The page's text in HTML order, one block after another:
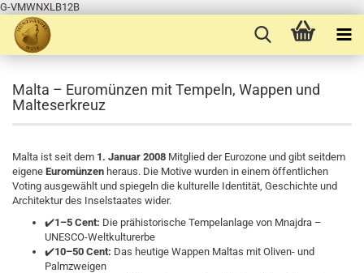
G-VMWNXLB12B
Malta – Euromünzen mit Tempeln, Wappen und
Malteserkreuz
Malta ist seit dem 1. Januar 2008 Mitglied der Eurozone und gibt seitdem
eigene Euromünzen heraus. Die Motive wurden in einem öffentlichen
Voting ausgewählt und spiegeln die kulturelle Identität, Geschichte und
Architektur des Inselstaates wider.
✔️1–5 Cent: Die prähistorische Tempelanlage von Mnajdra –
UNESCO-Weltkulturerbe
✔️10–50 Cent: Das heutige Wappen Maltas mit Oliven- und
Palmzweigen